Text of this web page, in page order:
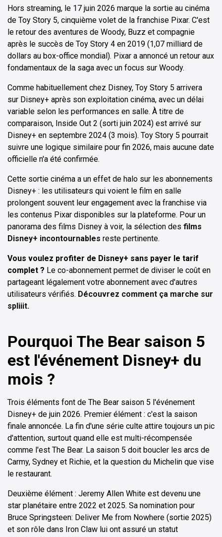
Hors streaming, le 17 juin 2026 marque la sortie au cinéma
de Toy Story 5, cinquième volet de la franchise Pixar. C'est
le retour des aventures de Woody, Buzz et compagnie
après le succès de Toy Story 4 en 2019 (1,07 milliard de
dollars au box-office mondial). Pixar a annoncé un retour aux
fondamentaux de la saga avec un focus sur Woody.
Comme habituellement chez Disney, Toy Story 5 arrivera
sur Disney+ après son exploitation cinéma, avec un délai
variable selon les performances en salle. À titre de
comparaison, Inside Out 2 (sorti juin 2024) est arrivé sur
Disney+ en septembre 2024 (3 mois). Toy Story 5 pourrait
suivre une logique similaire pour fin 2026, mais aucune date
officielle n'a été confirmée.
Cette sortie cinéma a un effet de halo sur les abonnements
Disney+ : les utilisateurs qui voient le film en salle
prolongent souvent leur engagement avec la franchise via
les contenus Pixar disponibles sur la plateforme. Pour un
panorama des films Disney à voir, la sélection des films
Disney+ incontournables reste pertinente.
Vous voulez profiter de Disney+ sans payer le tarif
complet ? Le co-abonnement permet de diviser le coût en
partageant légalement votre abonnement avec d'autres
utilisateurs vérifiés. Découvrez comment ça marche sur
spliiit.
Pourquoi The Bear saison 5
est l'événement Disney+ du
mois ?
Trois éléments font de The Bear saison 5 l'événement
Disney+ de juin 2026. Premier élément : c'est la saison
finale annoncée. La fin d'une série culte attire toujours un pic
d'attention, surtout quand elle est multi-récompensée
comme l'est The Bear. La saison 5 doit boucler les arcs de
Carmy, Sydney et Richie, et la question du Michelin que vise
le restaurant.
Deuxième élément : Jeremy Allen White est devenu une
star planétaire entre 2022 et 2025. Sa nomination pour
Bruce Springsteen: Deliver Me from Nowhere (sortie 2025)
et son rôle dans Iron Claw lui ont assuré un statut